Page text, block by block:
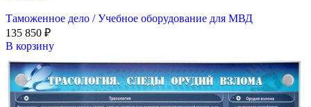
Таможенное дело / Учебное оборудование для МВД
135 850 ₽
В корзину